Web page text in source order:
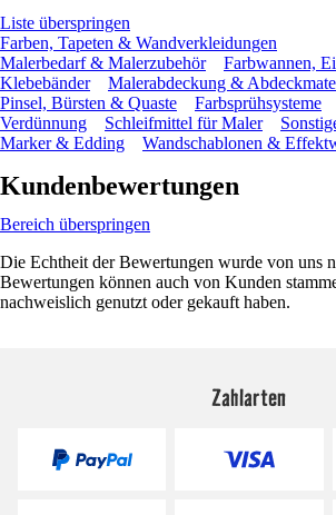
Liste überspringen
Farben, Tapeten & Wandverkleidungen
Malerbedarf & Malerzubehör
Farbwannen,
Klebebänder
Malerabdeckung &
Pinsel, Bürsten & Quaste
Farbsprühsysteme
Verdünnung
Schleifmittel für Maler
Marker & Edding
Wandschablonen &
Kundenbewertungen
Bereich überspringen
Die Echtheit der Bewertungen wurde von uns
Bewertungen können auch von Kunden
nachweislich genutzt oder gekauft haben.
Zahlarten